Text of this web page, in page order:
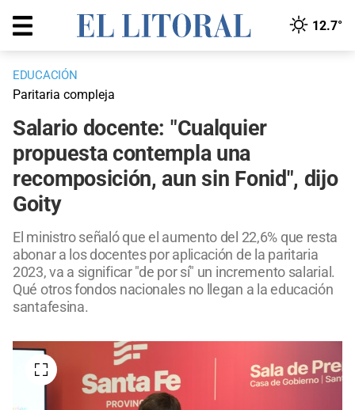
12.7°
EDUCACIÓN
Paritaria compleja
Salario docente: "Cualquier
propuesta contempla una
recomposición, aun sin Fonid", dijo
Goity
El ministro señaló que el aumento del 22,6% que resta
abonar a los docentes por aplicación de la paritaria
2023, va a significar "de por sí" un incremento salarial.
Qué otros fondos nacionales no llegan a la educación
santafesina.